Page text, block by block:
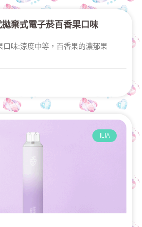
棄式電子菸百香果口味
口味:涼度中等，百香果的濃郁果
ILIA